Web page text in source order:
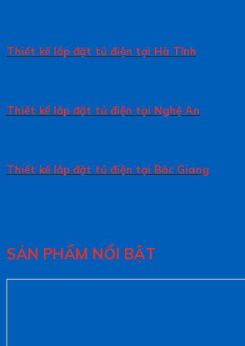
Thiết kế lắp đặt tủ điện tại Hà Tĩnh
Thiết kế lắp đặt tủ điện tại Nghệ An
Thiết kế lắp đặt tủ điện tại Bắc Giang
SẢN PHẨM NỔI BẬT